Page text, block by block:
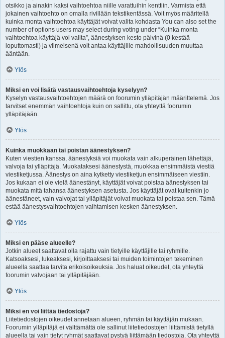
otsikko ja ainakin kaksi vaihtoehtoa niille varattuihin kenttiin. Varmista että
jokainen vaihtoehto on omalla rivillään tekstikentässä. Voit myös määritellä
kuinka monta vaihtoehtoa käyttäjät voivat valita kohdasta You can also set the
number of options users may select during voting under “Kuinka monta
vaihtoehtoa käyttäjä voi valita”, äänestyksen kesto päivinä (0 kestää
loputtomasti) ja viimeisenä voit antaa käyttäjille mahdollisuuden muuttaa
ääntään.
Ylös
Miksi en voi lisätä vastausvaihtoehtoja kyselyyn?
Kyselyn vastausvaihtoehtojen määrä on foorumin ylläpitäjän määrittelemä. Jos
tarvitset enemmän vaihtoehtoja kuin on sallittu, ota yhteyttä foorumin
ylläpitäjään.
Ylös
Kuinka muokkaan tai poistan äänestyksen?
Kuten viestien kanssa, äänestyksiä voi muokata vain alkuperäinen lähettäjä,
valvoja tai ylläpitäjä. Muokataksesi äänestystä, muokkaa ensimmäistä viestiä
viestiketjussa. Äänestys on aina kytketty viestiketjun ensimmäiseen viestiin.
Jos kukaan ei ole vielä äänestänyt, käyttäjät voivat poistaa äänestyksen tai
muokata mitä tahansa äänestyksen asetusta. Jos käyttäjät ovat kuitenkin jo
äänestäneet, vain valvojat tai ylläpitäjät voivat muokata tai poistaa sen. Tämä
estää äänestysvaihtoehtojen vaihtamisen kesken äänestyksen.
Ylös
Miksi en pääse alueelle?
Jotkin alueet saattavat olla rajattu vain tietyille käyttäjille tai ryhmille.
Katsoaksesi, lukeaksesi, kirjoittaaksesi tai muiden toimintojen tekeminen
alueella saattaa tarvita erikoisoikeuksia. Jos haluat oikeudet, ota yhteyttä
foorumin valvojaan tai ylläpitäjään.
Ylös
Miksi en voi liittää tiedostoja?
Liitetiedostojen oikeudet annetaan alueen, ryhmän tai käyttäjän mukaan.
Foorumin ylläpitäjä ei välttämättä ole sallinut liitetiedostojen liittämistä tietyllä
alueella tai vain tietyt ryhmät saattavat pystyä liittämään tiedostoja. Ota yhteyttä